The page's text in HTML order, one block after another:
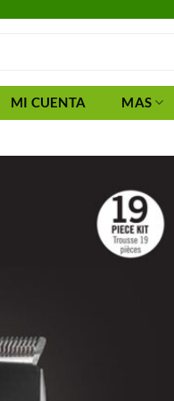
MI CUENTA MAS